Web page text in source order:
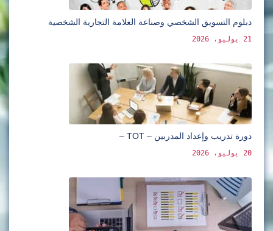
دبلوم التسويق الشخصي وصناعة العلامة التجارية الشخصية
21 يوليو، 2026
دورة تدريب وإعداد المدربين – TOT –
20 يوليو، 2026